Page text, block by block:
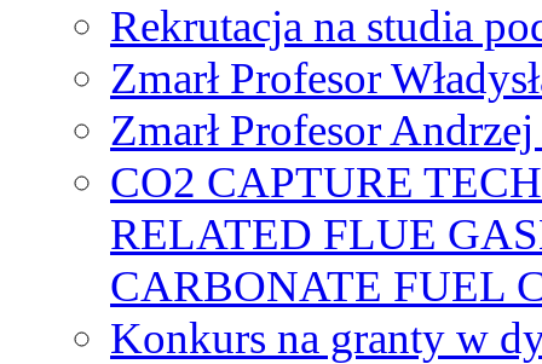
Rekrutacja na studia
Zmarł Profesor
Zmarł Profesor
CO2 CAPTURE
RELATED FLUE
CARBONATE FUEL
Konkurs na granty w